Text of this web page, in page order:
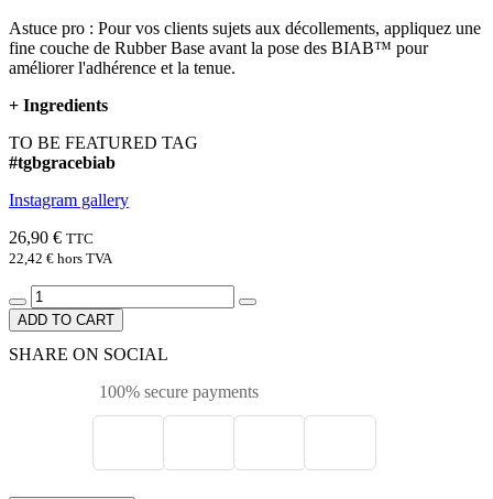
Astuce pro : Pour vos clients sujets aux décollements, appliquez une
fine couche de Rubber Base avant la pose des BIAB™ pour
améliorer l'adhérence et la tenue.
+ Ingredients
TO BE FEATURED TAG
#tgbgracebiab
Instagram gallery
26,90 € TTC
22,42 € hors TVA
ADD TO CART
SHARE ON SOCIAL
100% secure payments